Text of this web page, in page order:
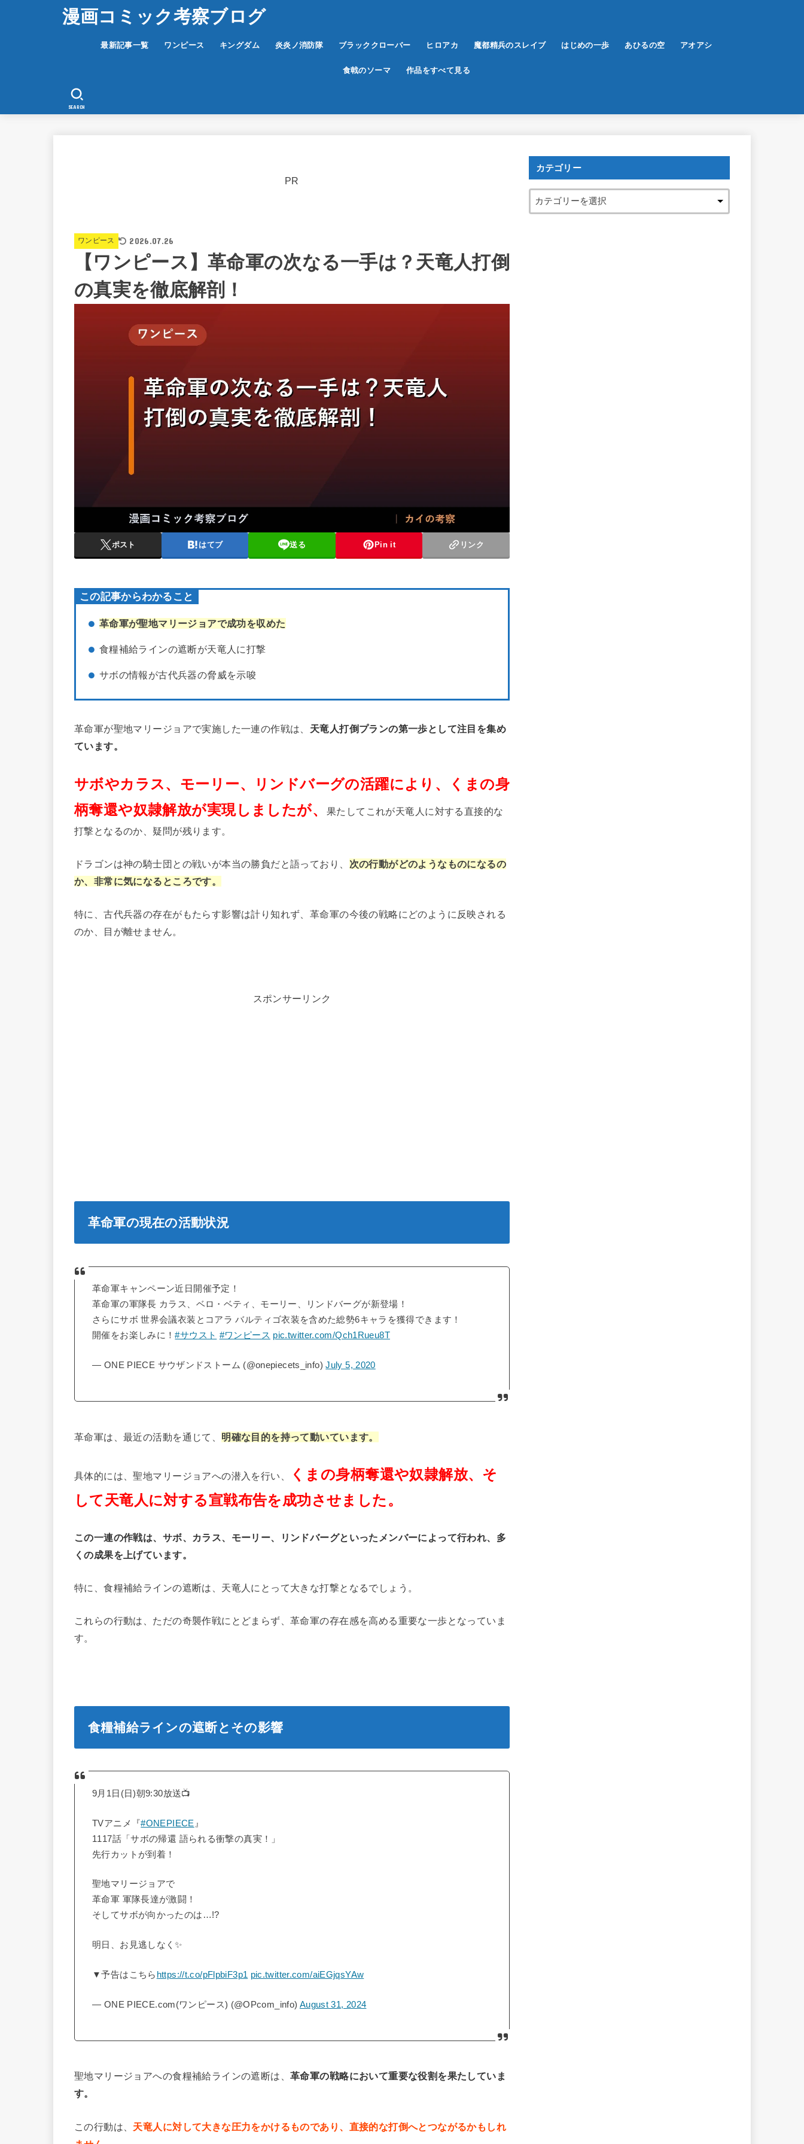
漫画コミック考察ブログ
最新記事一覧 ワンピース キングダム 炎炎ノ消防隊 ブラッククローバー ヒロアカ 魔都精兵のスレイブ はじめの一歩 あひるの空 アオアシ
食戟のソーマ 作品をすべて見る
SEARCH
PR
ワンピース 2026.07.26
【ワンピース】革命軍の次なる一手は？天竜人打倒
の真実を徹底解剖！
ポスト はてブ 送る Pin it リンク
この記事からわかること
革命軍が聖地マリージョアで成功を収めた
食糧補給ラインの遮断が天竜人に打撃
サボの情報が古代兵器の脅威を示唆
革命軍が聖地マリージョアで実施した一連の作戦は、 天竜人打倒プランの第一歩として注目を集め
ています。
サボやカラス、モーリー、リンドバーグの活躍により、くまの身
柄奪還や奴隷解放が実現しましたが、果たしてこれが天竜人に対する直接的な
打撃となるのか、疑問が残ります。
ドラゴンは神の騎士団との戦いが本当の勝負だと語っており、 次の行動がどのようなものになるの
か、非常に気になるところです。
特に、古代兵器の存在がもたらす影響は計り知れず、革命軍の今後の戦略にどのように反映される
のか、目が離せません。
スポンサーリンク
革命軍の現在の活動状況
革命軍キャンペーン近日開催予定！
革命軍の軍隊長 カラス、ベロ・ベティ、モーリー、リンドバーグが新登場！
さらにサボ 世界会議衣装とコアラ バルティゴ衣装を含めた総勢6キャラを獲得できます！
開催をお楽しみに！#サウスト #ワンピース pic.twitter.com/Qch1Rueu8T
— ONE PIECE サウザンドストーム (@onepiecets_info)July 5, 2020
革命軍は、最近の活動を通じて、 明確な目的を持って動いています。
具体的には、聖地マリージョアへの潜入を行い、
くまの身柄奪還や奴隷解放、そ
して天竜人に対する宣戦布告を成功させました。
この一連の作戦は、サボ、カラス、モーリー、リンドバーグといったメンバーによって行われ、多
くの成果を上げています。
特に、食糧補給ラインの遮断は、天竜人にとって大きな打撃となるでしょう。
これらの行動は、ただの奇襲作戦にとどまらず、革命軍の存在感を高める重要な一歩となっていま
す。
食糧補給ラインの遮断とその影響
9月1日(日)朝9:30放送📺
TVアニメ『#ONEPIECE 』
1117話「サボの帰還 語られる衝撃の真実！」
先行カットが到着！
聖地マリージョアで
革命軍 軍隊長達が激闘！
そしてサボが向かったのは…!?
明日、お見逃しなく✨
▼予告はこちら https://t.co/pFlpbiF3p1 pic.twitter.com/aiEGjqsYAw
— ONE PIECE.com(ワンピース) (@OPcom_info) August 31, 2024
聖地マリージョアへの食糧補給ラインの遮断は、革命軍の戦略において重要な役割を果たしていま
す。
この行動は、 天竜人に対して大きな圧力をかけるものであり、直接的な打倒へとつながるかもしれ
カテゴリー